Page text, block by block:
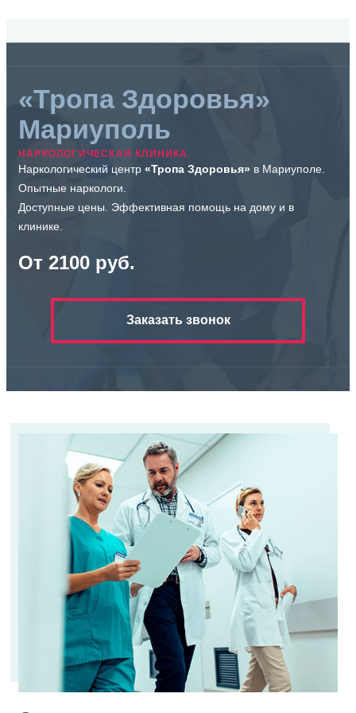
«Тропа Здоровья»
Мариуполь
НАРКОЛОГИЧЕСКАЯ КЛИНИКА
Наркологический центр «Тропа Здоровья» в Мариуполе.
Опытные наркологи.
Доступные цены. Эффективная помощь на дому и в
клинике.
От 2100 руб.
Заказать звонок